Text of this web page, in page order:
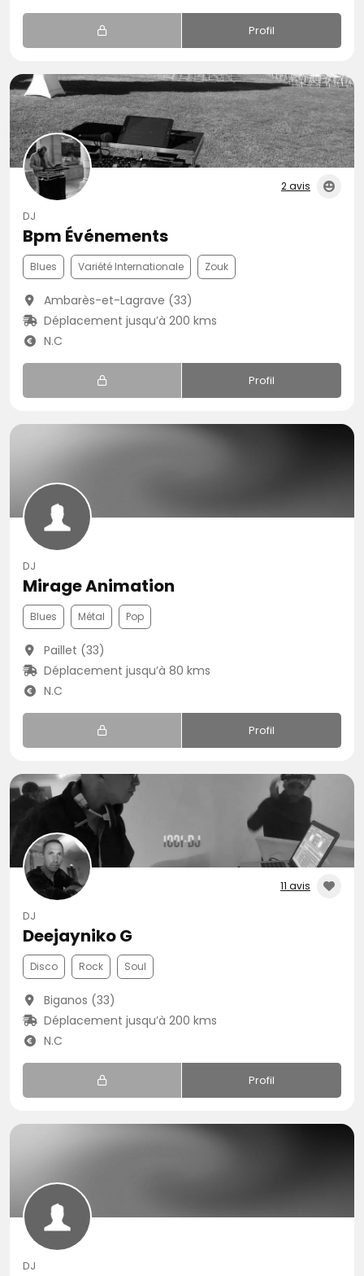
Profil
2 avis
DJ
Bpm Événements
Blues Variété Internationale Zouk
Ambarès-et-Lagrave (33)
Déplacement jusqu’à 200 kms
N.C
Profil
DJ
Mirage Animation
Blues Métal Pop
Paillet (33)
Déplacement jusqu’à 80 kms
N.C
Profil
11 avis
DJ
Deejayniko G
Disco Rock Soul
Biganos (33)
Déplacement jusqu’à 200 kms
N.C
Profil
DJ